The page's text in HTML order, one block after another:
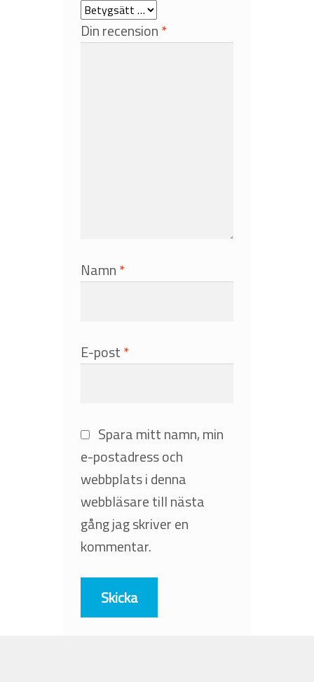
Din recension*
Namn*
E-post*
Spara mitt namn, min
e-postadress och
webbplats i denna
webbläsare till nästa
gång jag skriver en
kommentar.